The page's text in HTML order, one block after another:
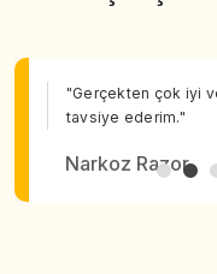
"Gerçekten çok iyi
tavsiye ederim."
Narkoz Razor